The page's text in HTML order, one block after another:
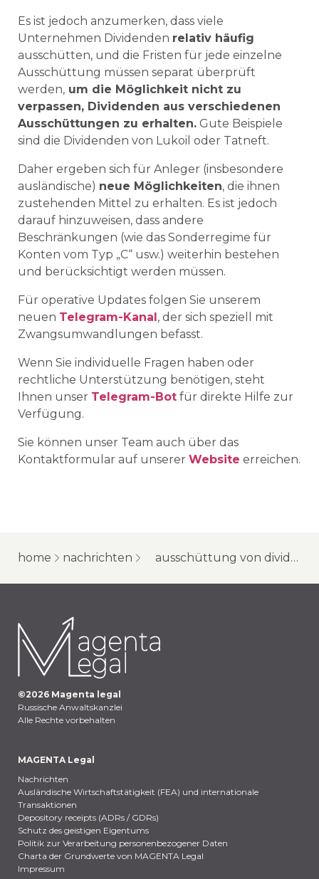
Es ist jedoch anzumerken, dass viele
Unternehmen Dividenden relativ häufig
ausschütten, und die Fristen für jede einzelne
Ausschüttung müssen separat überprüft
werden, um die Möglichkeit nicht zu
verpassen, Dividenden aus verschiedenen
Ausschüttungen zu erhalten. Gute Beispiele
sind die Dividenden von Lukoil oder Tatneft.
Daher ergeben sich für Anleger (insbesondere
ausländische) neue Möglichkeiten, die ihnen
zustehenden Mittel zu erhalten. Es ist jedoch
darauf hinzuweisen, dass andere
Beschränkungen (wie das Sonderregime für
Konten vom Typ „C“ usw.) weiterhin bestehen
und berücksichtigt werden müssen.
Für operative Updates folgen Sie unserem
neuen Telegram-Kanal, der sich speziell mit
Zwangsumwandlungen befasst.
Wenn Sie individuelle Fragen haben oder
rechtliche Unterstützung benötigen, steht
Ihnen unser Telegram-Bot für direkte Hilfe zur
Verfügung.
Sie können unser Team auch über das
Kontaktformular auf unserer Website erreichen.
home nachrichten ausschüttung von dividenden auf depotbescheinigungen und umgewandelte aktien: neue möglichkeiten für anleger
©2026 Magenta legal
Russische Anwaltskanzlei
Alle Rechte vorbehalten
MAGENTA Legal
Nachrichten
Ausländische Wirtschaftstätigkeit (FEA) und internationale
Transaktionen
Depository receipts (ADRs / GDRs)
Schutz des geistigen Eigentums
Politik zur Verarbeitung personenbezogener Daten
Charta der Grundwerte von MAGENTA Legal
Impressum